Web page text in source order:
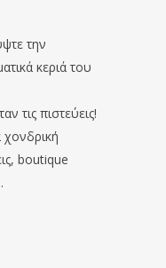
την
κεριά του
τις πιστεύεις!
χονδρική
boutique